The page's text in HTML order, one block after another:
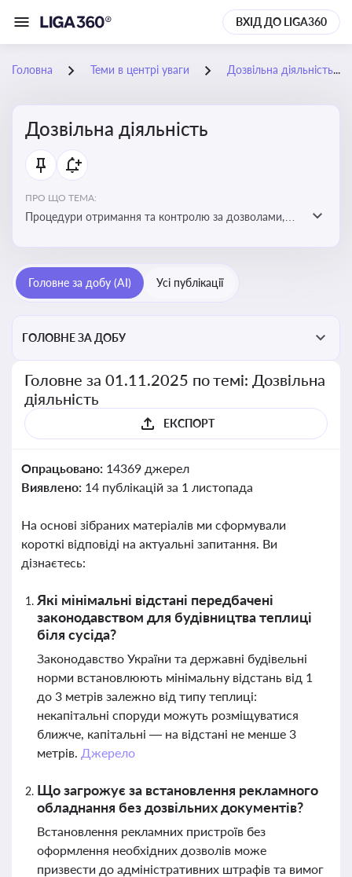
ВХІД ДО LIGA360
Головна Теми в центрі уваги Дозвільна діяльність
Дозвільна діяльність
ПРО ЩО ТЕМА:
Процедури отримання та контролю за дозволами,
законодавстві, щоб уникнути порушень та
забезпечити відповідність вимогам регуляторних
Головне за добу (AI) Усі публікації
ГОЛОВНЕ ЗА ДОБУ
Головне за 01.11.2025 по темі: Дозвільна
діяльність
ЕКСПОРТ
Опрацьовано: 14369 джерел
Виявлено: 14 публікацій за 1 листопада
На основі зібраних матеріалів ми сформували
короткі відповіді на актуальні запитання. Ви
дізнаєтесь:
Які мінімальні відстані передбачені
законодавством для будівництва теплиці
біля сусіда?
Законодавство України та державні будівельні
норми встановлюють мінімальну відстань від 1
до 3 метрів залежно від типу теплиці:
некапітальні споруди можуть розміщуватися
ближче, капітальні — на відстані не менше 3
метрів. Джерело
Що загрожує за встановлення рекламного
обладнання без дозвільних документів?
Встановлення рекламних пристроїв без
оформлення необхідних дозволів може
призвести до адміністративних штрафів та вимог